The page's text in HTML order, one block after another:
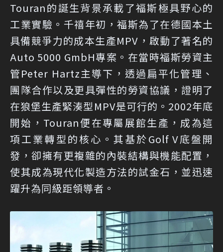
Touran的誕生背景承載了福斯極具野心的
工業實驗。千禧年初，福斯為了在德國本土
具備競爭力的成本生產MPV，啟動了著名的
Auto 5000 GmbH專案。在當時福斯勞資主
管Peter Hartz主導下，透過扁平化管理、
團隊合作以及更具彈性的勞資協議，證明了
在狼堡生產緊湊型MPV是可行的。2002年底
開始，Touran便在專屬展館生產，成為這
項工業轉型的核心。其基於Golf V底盤開
發，卻擁有更複雜的內裝結構與機能配置，
使其成為現代化製造方法的試金石，並迅速
躍升為同級距領導者。